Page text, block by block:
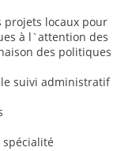
projets locaux pour
à l`attention des
des politiques
suivi administratif